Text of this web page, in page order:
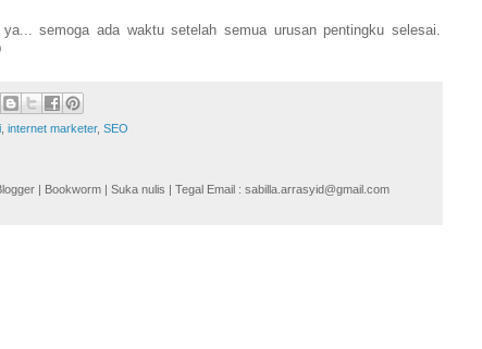
semoga ada waktu setelah semua urusan pentingku selesai.
internet marketer, SEO
| Bookworm | Suka nulis | Tegal Email : sabilla.arrasyid@gmail.com